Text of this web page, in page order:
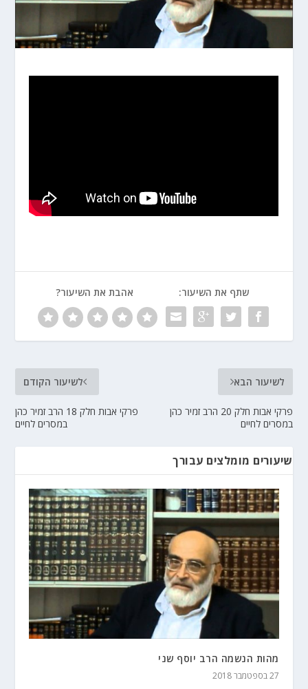
שתף את השיעור: אהבת את השיעור?
לשיעור הקודם
פרקי אבות חלק 18 הרב זמיר כהן
במסרים לחיים
לשיעור הבא
פרקי אבות חלק 20 הרב זמיר כהן
במסרים לחיים
שיעורים מומלצים עבורך
מהות הנשמה הרב יוסף שני
27 בספטמבר 2018